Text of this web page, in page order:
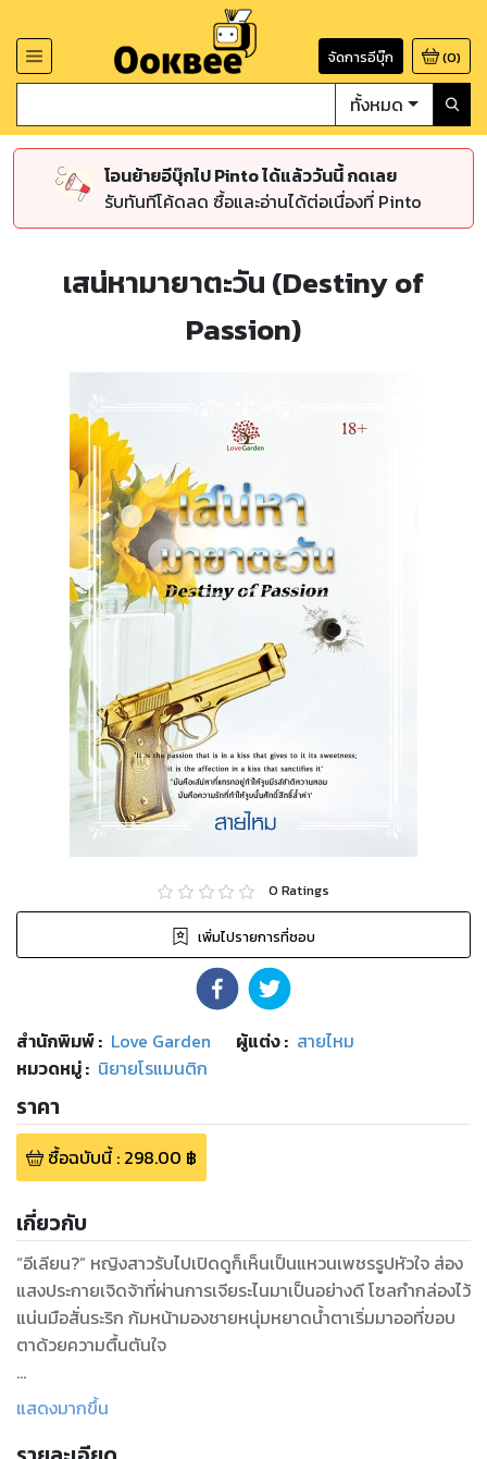
จัดการอีบุ๊ก (0)
ทั้งหมด
โอนย้ายอีบุ๊กไป Pinto ได้แล้ววันนี้ กดเลย
รับทันทีโค้ดลด ซื้อและอ่านได้ต่อเนื่องที่ Pinto
เสน่หามายาตะวัน (Destiny of
Passion)
0 Ratings
เพิ่มไปรายการที่ชอบ
สำนักพิมพ์: Love Garden ผู้แต่ง : สายไหม
หมวดหมู่: นิยายโรแมนติก
ราคา
ซื้อฉบับนี้: 298.00 ฿
เกี่ยวกับ
“อีเลียน?” หญิงสาวรับไปเปิดดูก็เห็นเป็นแหวนเพชรรูปหัวใจ ส่อง
แสงประกายเจิดจ้าที่ผ่านการเจียระไนมาเป็นอย่างดี โซลกำกล่องไว้
แน่นมือสั่นระริก ก้มหน้ามองชายหนุ่มหยาดน้ำตาเริ่มมาออที่ขอบ
ตาด้วยความตื้นตันใจ
“โซลเป็นของผมตลอดไปนะ เป็นภรรยาของผู้ชายธรรมดาอย่าง
แสดงมากขึ้น